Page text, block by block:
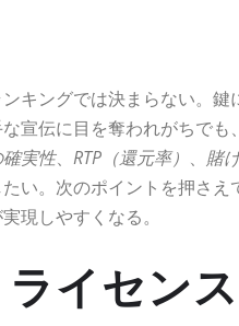
キングでは決まらない。鍵
宣伝に目を奪われがちでも
実性、 RTP（還元率） 、 賭
い。次のポイントを押さえ
現しやすくなる。
イセン